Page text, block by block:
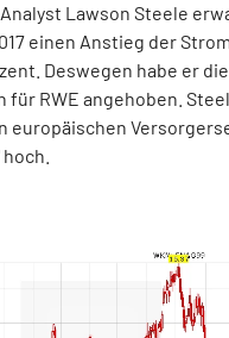
Lawson Steele
einen Anstieg der
Deswegen habe er die
für RWE angehoben.
europäischen